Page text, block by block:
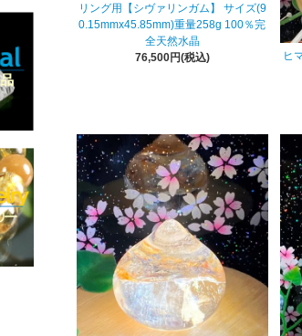
リング用【シヴァリンガム】 サイズ(9
0.15mmx45.85mm)重量258g 100％完
全天然水晶
76,500円(税込)
ヒ